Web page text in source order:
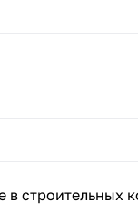
строительных